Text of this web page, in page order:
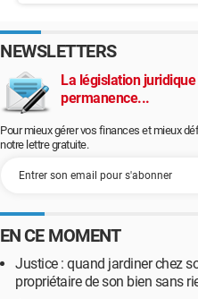
NEWSLETTERS
La législation
permanence...
Pour mieux gérer vos finances et mieux
notre lettre gratuite.
EN CE MOMENT
Justice : quand jardiner chez
propriétaire de son bien sans